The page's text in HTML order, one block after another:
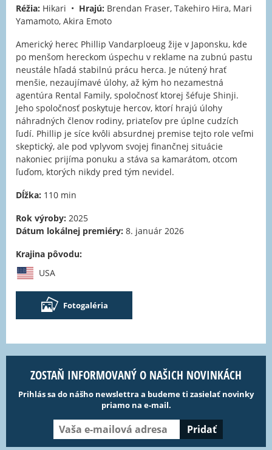
Réžia: Hikari • Hrajú: Brendan Fraser, Takehiro Hira, Mari
Yamamoto, Akira Emoto
Americký herec Phillip Vandarploeug žije v Japonsku, kde
po menšom hereckom úspechu v reklame na zubnú pastu
neustále hľadá stabilnú prácu herca. Je nútený hrať
menšie, nezaujímavé úlohy, až kým ho nezamestná
agentúra Rental Family, spoločnosť ktorej šéfuje Shinji.
Jeho spoločnosť poskytuje hercov, ktorí hrajú úlohy
náhradných členov rodiny, priateľov pre úplne cudzích
ľudí. Phillip je síce kvôli absurdnej premise tejto role veľmi
skeptický, ale pod vplyvom svojej finančnej situácie
nakoniec prijíma ponuku a stáva sa kamarátom, otcom
ľuďom, ktorých nikdy pred tým nevidel.
Dĺžka: 110 min
Rok výroby: 2025
Dátum lokálnej premiéry: 8. január 2026
Krajina pôvodu:
USA
Fotogaléria
ZOSTAŇ INFORMOVANÝ O NAŠICH NOVINKÁCH
Prihlás sa do nášho newslettra a budeme ti zasielať novinky
priamo na e-mail.